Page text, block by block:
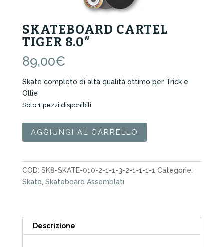
SKATEBOARD CARTEL
TIGER 8.0″
89,00€
Skate completo di alta qualità ottimo per Trick e
Ollie
Solo 1 pezzi disponibili
Skateboard
Cartel
8.0"
quantità
AGGIUNGI AL CARRELLO
COD: SK8-SKATE-010-2-1-1-3-2-1-1-1-1 Categorie:
Skate, Skateboard Assemblati
Descrizione